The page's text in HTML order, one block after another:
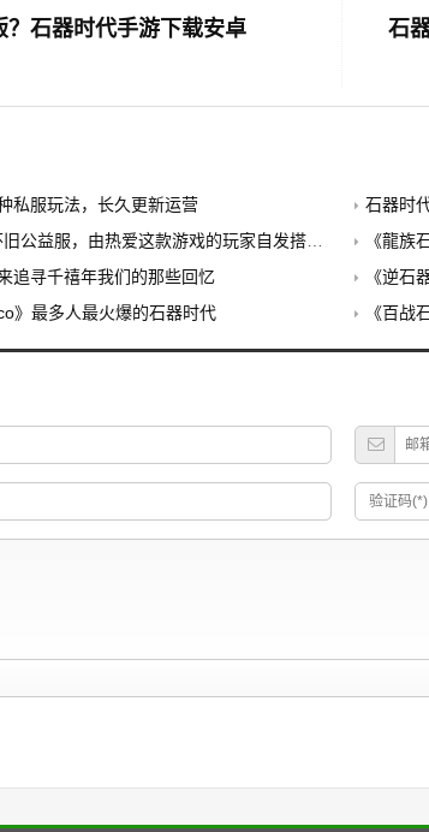
石器时代手游下载安卓
私服玩法，长久更新运营
石器时
，由热爱这款游戏的玩家自发搭建的公益养老PK服
《龍族
追寻千禧年我们的那些回忆
《逆石
》最多人最火爆的石器时代
《百战